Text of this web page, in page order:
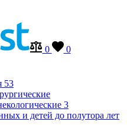
0
0
53
3
и детей до полутора лет